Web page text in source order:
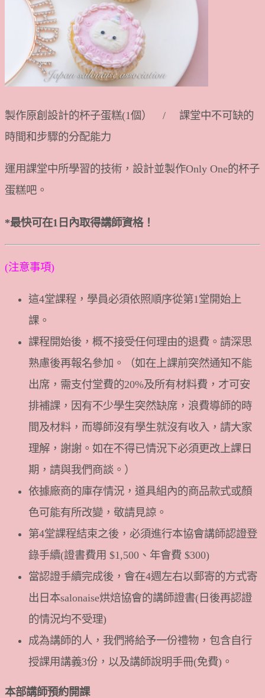
製作原創設計的杯子蛋糕(1個） / 課堂中不可缺的
時間和步驟的分配能力
運用課堂中所學習的技術，設計並製作Only One的杯子
蛋糕吧。
*最快可在1日內取得講師資格！
(注意事項)
這4堂課程，學員必須依照順序從第1堂開始上
課。
課程開始後，概不接受任何理由的退費。請深思
熟慮後再報名參加。（如在上課前突然通知不能
出席，需支付堂費的20%及所有材料費，才可安
排補課，因有不少學生突然缺席，浪費導師的時
間及材料，而導師沒有學生就沒有收入，請大家
理解，謝謝。如在不得已情況下必須更改上課日
期，請與我們商談。）
依據廠商的庫存情況，道具組內的商品款式或顏
色可能有所改變，敬請見諒。
第4堂課程結束之後，必須進行本協會講師認證登
錄手續(證書費用 $1,500、年會費 $300)
當認證手續完成後，會在4週左右以郵寄的方式寄
出日本salonaise烘焙協會的講師證書(日後再認證
的情況均不受理)
成為講師的人，我們將給予一份禮物，包含自行
授課用講義3份，以及講師說明手冊(免費)。
本部講師預約開課